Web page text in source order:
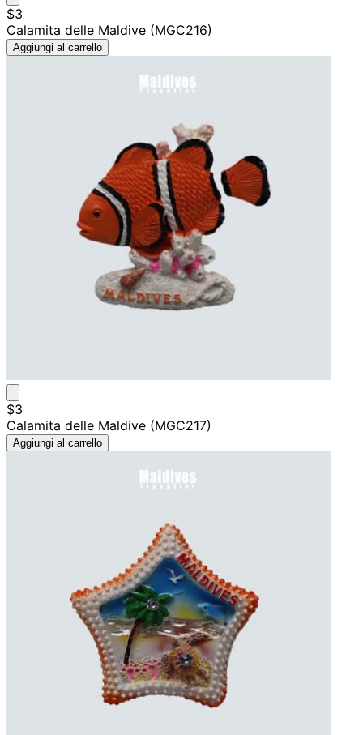
$3
Calamita delle Maldive (MGC216)
Aggiungi al carrello
$3
Calamita delle Maldive (MGC217)
Aggiungi al carrello